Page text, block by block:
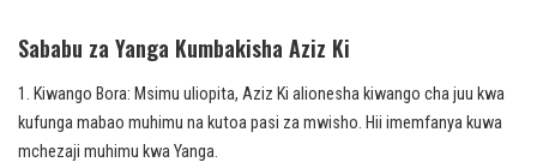
Sababu za Yanga Kumbakisha Aziz Ki
Kiwango Bora: Msimu uliopita, Aziz Ki alionesha kiwango cha juu kwa
kufunga mabao muhimu na kutoa pasi za mwisho. Hii imemfanya kuwa
mchezaji muhimu kwa Yanga.